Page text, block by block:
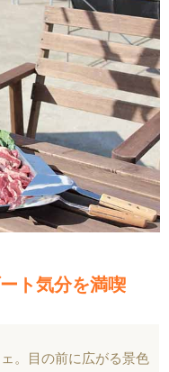
ト気分を満喫
。目の前に広がる景色